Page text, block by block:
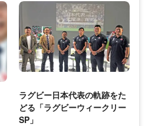
ラグビー日本代表の軌跡をた
どる「ラグビーウィークリー
SP」